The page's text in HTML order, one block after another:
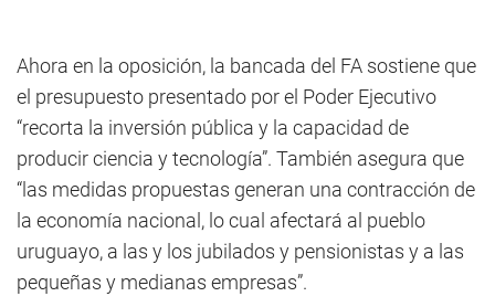
Ahora en la oposición, la bancada del FA sostiene que
el presupuesto presentado por el Poder Ejecutivo
“recorta la inversión pública y la capacidad de
producir ciencia y tecnología”. También asegura que
“las medidas propuestas generan una contracción de
la economía nacional, lo cual afectará al pueblo
uruguayo, a las y los jubilados y pensionistas y a las
pequeñas y medianas empresas”.